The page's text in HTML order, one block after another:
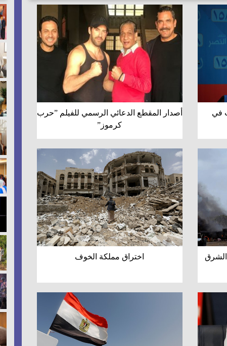
في
أصدار المقطع الدعائي الرسمي للفيلم ”حرب
كرموز”
الشرق
اختراق مملكة الخوف